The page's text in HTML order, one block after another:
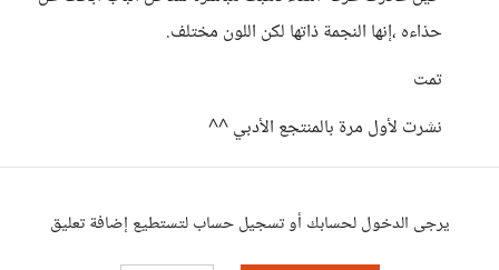
حذاءه ،إنها النجمة ذاتها لكن اللون مختلف.
تمت
نشرت لأول مرة بالمنتجع الأدبي ^^
يرجى الدخول لحسابك أو تسجيل حساب لتستطيع إضافة تعليق